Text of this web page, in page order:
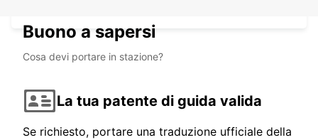
Buono a sapersi
Cosa devi portare in stazione?
La tua patente di guida valida
Se richiesto, portare una traduzione ufficiale della